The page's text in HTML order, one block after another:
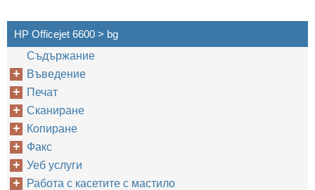
HP Officejet 6600 > bg
Cъдържание
Въведение
Печат
Сканиране
Копиране
Факс
Уеб услуги
Работа с касетите с мастило